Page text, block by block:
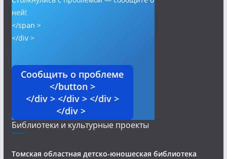
ней!
</span >
</div >
Сообщить о проблеме
</button >
</div > </div > </div >
</div >
Библиотеки и культурные проекты
Томская областная детско-юношеская библиотека